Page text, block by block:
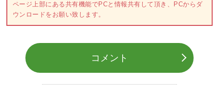
ページ上部にある共有機能でPCと情報共有して頂き、PCからダ
ウンロードをお願い致します。
コメント